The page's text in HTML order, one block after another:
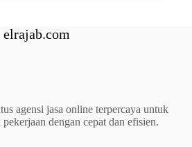
elrajab.com
agensi jasa online terpercaya untuk
dengan cepat dan efisien.